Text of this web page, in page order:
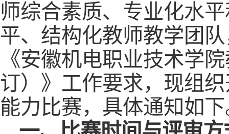
师综合素质、专业化水
平、结构化教师教学团
《安徽机电职业技术学
订）》工作要求，现组
能力比赛，具体通知如